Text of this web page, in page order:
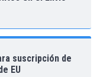
suscripción de
EU